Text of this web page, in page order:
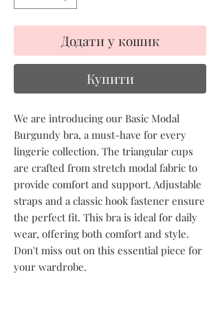
Додати у кошик
Купити
We are introducing our Basic Modal
Burgundy bra, a must-have for every
lingerie collection. The triangular cups
are crafted from stretch modal fabric to
provide comfort and support. Adjustable
straps and a classic hook fastener ensure
the perfect fit. This bra is ideal for daily
wear, offering both comfort and style.
Don't miss out on this essential piece for
your wardrobe.